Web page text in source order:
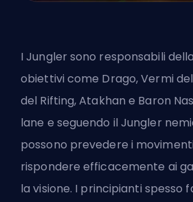
I Jungler sono responsabili
obiettivi come Drago, Vermi
del Rifting, Atakhan e Baron
lane e seguendo il Jungler
possono prevedere i
rispondere efficacemente ai
la visione. I principianti spesso